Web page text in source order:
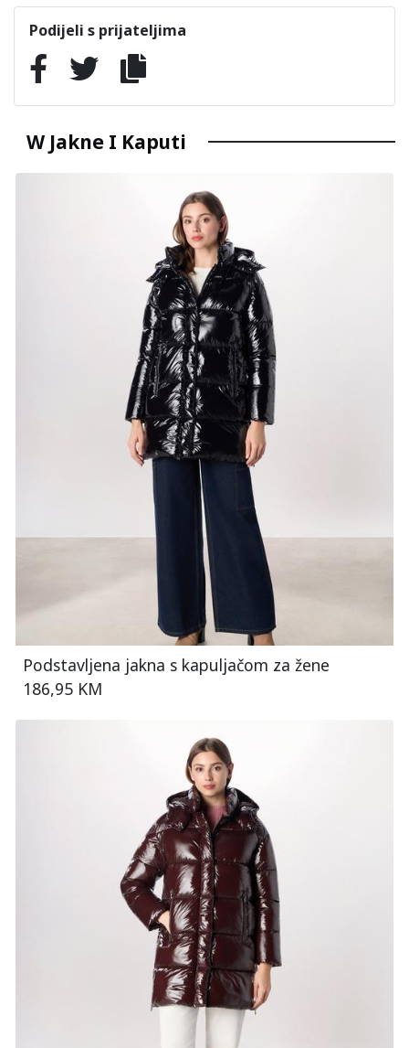
Podijeli s prijateljima
W Jakne I Kaputi
Podstavljena jakna s kapuljačom za žene
186,95 KM